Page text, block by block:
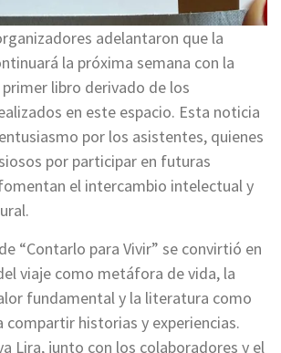
adelantaron que la
la próxima semana con la
libro derivado de los
en este espacio. Esta noticia
por los asistentes, quienes
por participar en futuras
el intercambio intelectual y
“Contarlo para Vivir” se convirtió en
viaje como metáfora de vida, la
fundamental y la literatura como
compartir historias y experiencias.
Lira, junto con los colaboradores y el